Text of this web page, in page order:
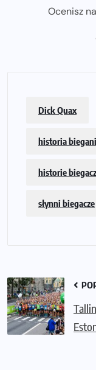
Ocenisz
Dick Quax
historia
historie
słynni biegacze